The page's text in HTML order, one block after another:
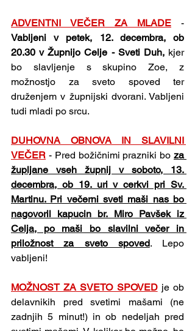
ADVENTNI VEČER ZA MLADE
Vabljeni v petek, 12. decembra, ob
20.30 v Župnijo Celje - Sveti Duh, kjer
bo slavljenje s skupino Zoe, z
možnostjo za sveto spoved ter
druženjem v župnijski dvorani. Vabljeni
tudi mladi po srcu.
DUHOVNA OBNOVA IN SLAVILNI
VEČER - Pred božičnimi prazniki bo za
župljane vseh župnij v soboto, 13.
decembra, ob 19. uri v cerkvi pri Sv.
Martinu. Pri večerni sveti maši nas bo
nagovoril kapucin br. Miro Pavšek iz
Celja, po maši bo slavilni večer in
priložnost za sveto spoved. Lepo
vabljeni!
MOŽNOST ZA SVETO SPOVED je ob
delavnikih pred svetimi mašami (ne
zadnjih 5 minut!) in ob nedeljah pred